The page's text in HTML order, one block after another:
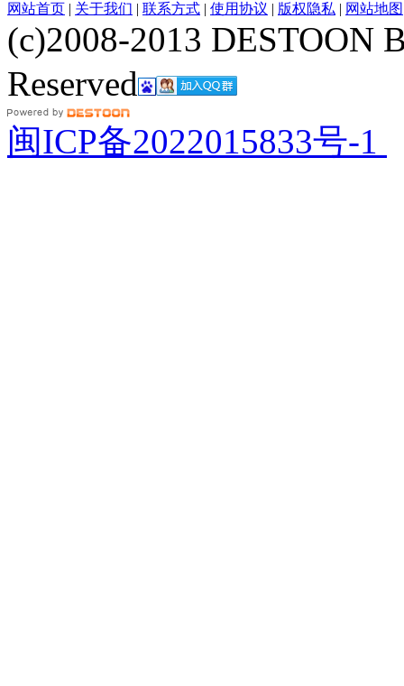
网站首页 | 关于我们 | 联系方式 | 使用协议 | 版权隐私 | 网站地图
(c)2008-2013 DESTOON
Reserved
闽ICP备2022015833号-1